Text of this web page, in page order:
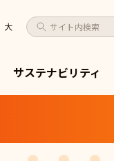
大 サイト内検索
サステナビリティ